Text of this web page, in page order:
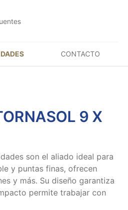
CONTACTO
9 X
son el aliado ideal para
y puntas finas, ofrecen
y más. Su diseño garantiza
permite trabajar con